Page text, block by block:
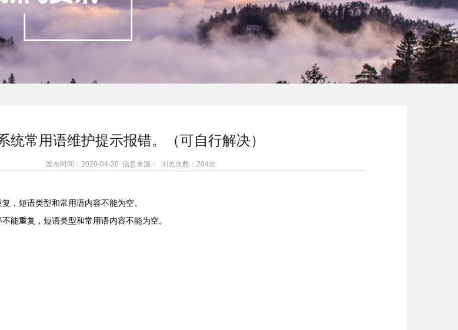
统常用语维护提示报错。（可自行解决）
发布时间：2020-04-20 信息来源： 浏览次数： 204次
，短语类型和常用语内容不能为空。
能重复，短语类型和常用语内容不能为空。